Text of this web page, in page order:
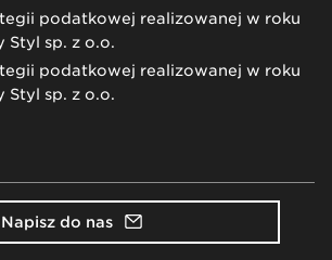
podatkowej realizowanej w roku
Styl sp. z o.o.
podatkowej realizowanej w roku
Styl sp. z o.o.
Napisz do nas